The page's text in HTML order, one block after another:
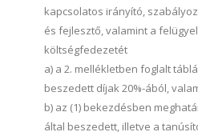
kapcsolatos irányító,
és fejlesztő, valamint a
költségfedezetét
a) a 2. mellékletben foglalt
beszedett díjak 20%-ából,
b) az (1) bekezdésben
által beszedett, illetve a